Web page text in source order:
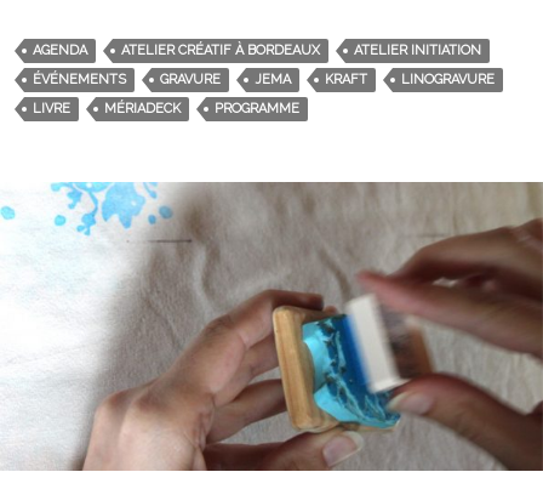
AGENDA ATELIER CRÉATIF À BORDEAUX
ATELIER INITIATION
ÉVÉNEMENTS
GRAVURE JEMA KRAFT
LINOGRAVURE
LIVRE
MÉRIADECK PROGRAMME